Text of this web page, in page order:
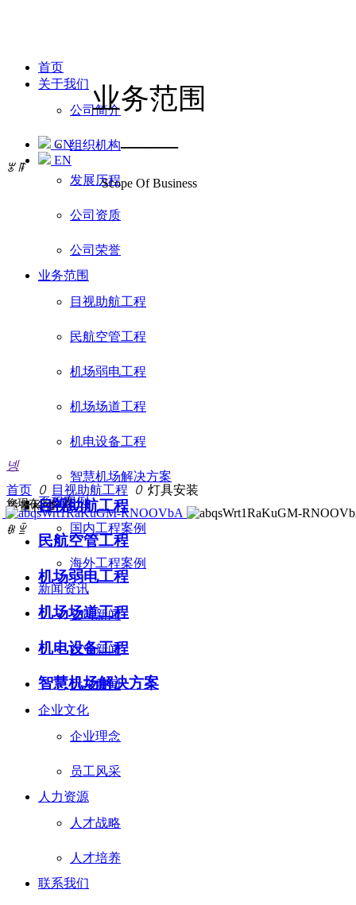
首页
关于我们
公司简介
组织机构
发展历程
公司资质
公司荣誉
业务范围
目视助航工程
民航空管工程
机场弱电工程
机场场道工程
机电设备工程
智慧机场解决方案
工程案例
国内工程案例
海外工程案例
新闻资讯
公司新闻
行业新闻
远东新闻
企业文化
企业理念
员工风采
人力资源
人才战略
人才培养
联系我们
CN
EN
业务范围
——
Scope Of Business
ꂃ ꁹ
넹
您现在的位置：
首页 ꄲ 目视助航工程 ꄲ 灯具安装
质量检查目视助航工程
民航空管工程
机场弱电工程
机场场道工程
机电设备工程
智慧机场解决方案
ꁆ ꁇ